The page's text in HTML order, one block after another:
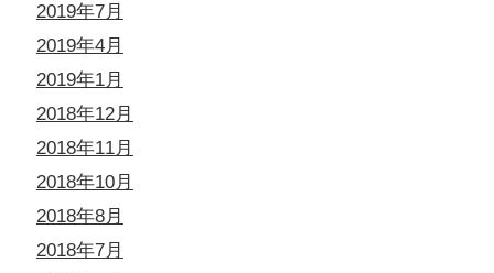
2019年7月
2019年4月
2019年1月
2018年12月
2018年11月
2018年10月
2018年8月
2018年7月